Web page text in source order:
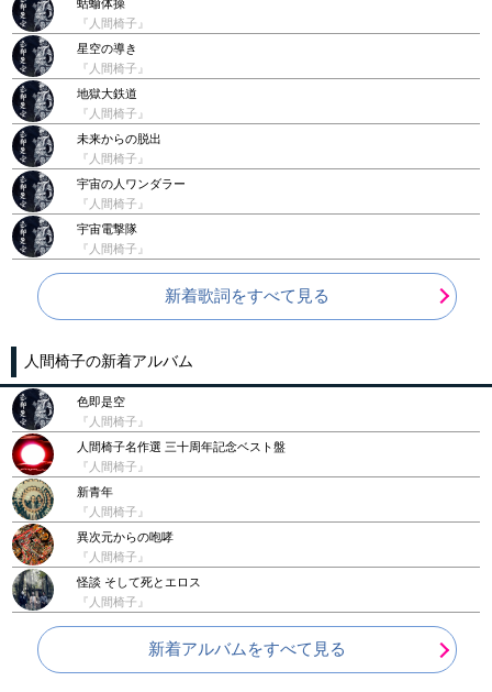
蛞蝓体操
『人間椅子』
星空の導き
『人間椅子』
地獄大鉄道
『人間椅子』
未来からの脱出
『人間椅子』
宇宙の人ワンダラー
『人間椅子』
宇宙電撃隊
『人間椅子』
新着歌詞をすべて見る
人間椅子の新着アルバム
色即是空
『人間椅子』
人間椅子名作選 三十周年記念ベスト盤
『人間椅子』
新青年
『人間椅子』
異次元からの咆哮
『人間椅子』
怪談 そして死とエロス
『人間椅子』
新着アルバムをすべて見る